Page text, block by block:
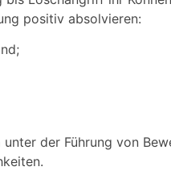
positiv absolvieren:
der Führung von